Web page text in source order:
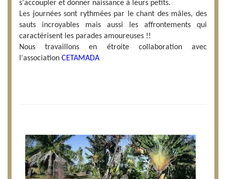
s'accoupler et donner naissance à leurs petits.
Les journées sont rythmées par le chant des mâles, des
sauts incroyables mais aussi les affrontements qui
caractérisent les parades amoureuses !!
Nous travaillons en étroite collaboration avec
l'association CETAMADA